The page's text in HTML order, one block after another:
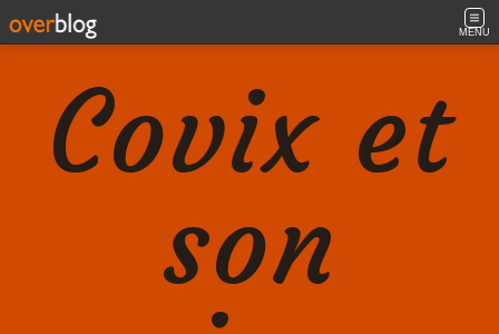
MENU
Covix et
son